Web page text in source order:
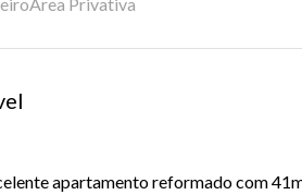
apartamento reformado com